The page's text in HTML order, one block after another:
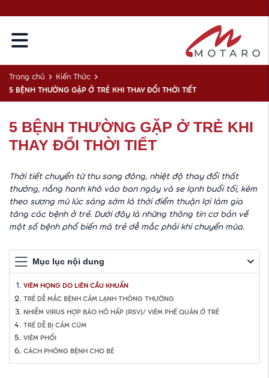
Trang chủ Kiến Thức
5 BỆNH THƯỜNG GẶP Ở TRẺ KHI THAY ĐỔI THỜI TIẾT
5 BỆNH THƯỜNG GẶP Ở TRẺ KHI
THAY ĐỔI THỜI TIẾT
Thời tiết chuyển từ thu sang đông, nhiệt độ thay đổi thất
thường, nắng hanh khô vào ban ngày và se lạnh buổi tối, kèm
theo sương mù lúc sáng sớm là thời điểm thuận lợi làm gia
tăng các bệnh ở trẻ. Dưới đây là những thông tin cơ bản về
một số bệnh phổ biến mà trẻ dễ mắc phải khi chuyển mùa.
Mục lục nội dung
VIÊM HỌNG DO LIÊN CẦU KHUẨN
TRẺ DỄ MẮC BỆNH CẢM LẠNH THÔNG THƯỜNG
‎NHIỄM VIRUS HỢP BÀO HÔ HẤP (RSV)/ VIÊM PHẾ QUẢN Ở TRẺ
TRẺ DỄ BỊ CẢM CÚM
‎VIÊM PHỔI
CÁCH PHÒNG BỆNH CHO BÉ